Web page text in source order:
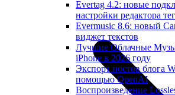
Evertag 4.2: новые
настройки редактора
Evermusic 8.6: новый
виджет текстов
Лучшие Облачные
iPhone в 2026 году
Экспорт постов блога
помощью OpenAI
Воспроизведение